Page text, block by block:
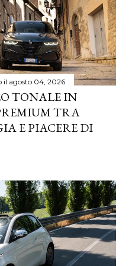
il agosto 04, 2026
TONALE IN
TRA
E PIACERE DI